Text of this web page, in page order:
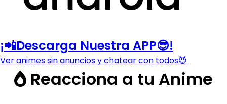
¡📲Descarga Nuestra APP😎!
Ver animes sin anuncios y chatear con todos😈
Reacciona a tu Anime